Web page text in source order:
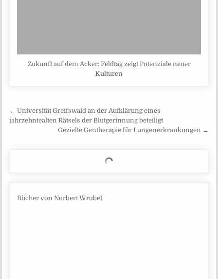
Zukunft auf dem Acker: Feldtag zeigt Potenziale neuer
Kulturen
Beitragsnavigation
← Universität Greifswald an der Aufklärung eines
jahrzehntealten Rätsels der Blutgerinnung beteiligt
Gezielte Gentherapie für Lungenerkrankungen →
Bücher von Norbert Wrobel